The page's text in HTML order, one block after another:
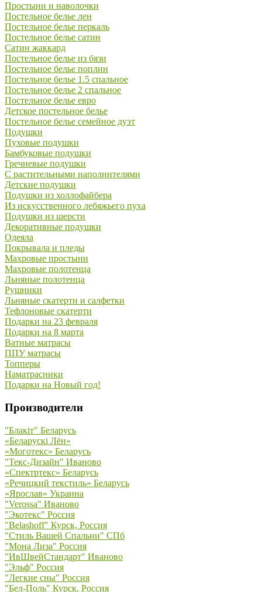
Простыни и наволочки
Постельное белье лен
Постельное белье перкаль
Постельное белье сатин
Сатин жаккард
Постельное белье из бязи
Постельное белье поплин
Постельное белье 1.5 спальное
Постельное белье 2 спальное
Постельное белье евро
Детское постельное белье
Постельное белье семейное дуэт
Подушки
Пуховые подушки
Бамбуковые подушки
Гречневые подушки
С растительными наполнителями
Детские подушки
Подушки из холлофайбера
Из искусственного лебяжьего пуха
Подушки из шерсти
Декоративные подушки
Одеяла
Покрывала и пледы
Махровые простыни
Махровые полотенца
Льняные полотенца
Рушники
Льняные скатерти и салфетки
Тефлоновые скатерти
Подарки на 23 февраля
Подарки на 8 марта
Ватные матрасы
ППУ матрасы
Топперы
Наматрасники
Подарки на Новый год!
Производители
"Блакiт" Беларусь
«Беларускi Лён»
«Моготекс» Беларусь
"Текс-Дизайн" Иваново
«Спектртекс» Беларусь
«Речицкий текстиль» Беларусь
«Ярослав» Украина
"Verossa" Иваново
"Экотекс" Россия
"Belashoff" Курск, Россия
"Стиль Вашей Спальни" СПб
"Мона Лиза" Россия
"ИвШвейСтандарт" Иваново
"Эльф" Россия
"Легкие сны" Россия
"Бел-Поль" Курск, Россия